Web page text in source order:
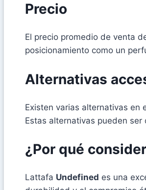
Precio
El precio promedio de venta
posicionamiento como un
Alternativas
Existen varias alternativas en
Estas alternativas pueden
¿Por qué
Lattafa Undefined es una